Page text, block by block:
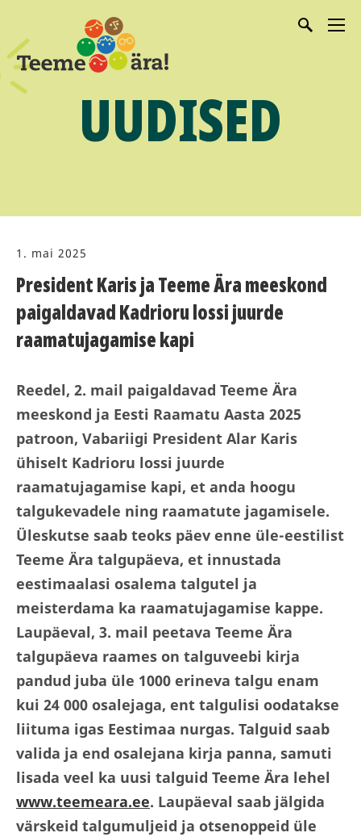
UUDISED
1. mai 2025
President Karis ja Teeme Ära meeskond
paigaldavad Kadrioru lossi juurde
raamatujagamise kapi
Reedel, 2. mail paigaldavad Teeme Ära
meeskond ja Eesti Raamatu Aasta 2025
patroon, Vabariigi President Alar Karis
ühiselt Kadrioru lossi juurde
raamatujagamise kapi, et anda hoogu
talgukevadele ning raamatute jagamisele.
Üleskutse saab teoks päev enne üle-eestilist
Teeme Ära talgupäeva, et innustada
eestimaalasi osalema talgutel ja
meisterdama ka raamatujagamise kappe.
Laupäeval, 3. mail peetava Teeme Ära
talgupäeva raames on talguveebi kirja
pandud juba üle 1000 erineva talgu enam
kui 24 000 osalejaga, ent talgulisi oodatakse
liituma igas Eestimaa nurgas. Talguid saab
valida ja end osalejana kirja panna, samuti
lisada veel ka uusi talguid Teeme Ära lehel
www.teemeara.ee. Laupäeval saab jälgida
värskeid talgumuljeid ja otsenoppeid üle